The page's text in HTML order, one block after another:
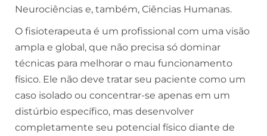
Neurociências e, também, Ciências Humanas.
O fisioterapeuta é um profissional com uma visão
ampla e global, que não precisa só dominar
técnicas para melhorar o mau funcionamento
físico. Ele não deve tratar seu paciente como um
caso isolado ou concentrar-se apenas em um
distúrbio específico, mas desenvolver
completamente seu potencial físico diante de